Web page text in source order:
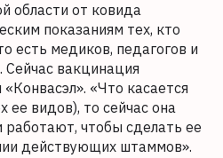
области от ковида
показаниям тех, кто
есть медиков, педагогов и
Сейчас вакцинация
«Что касается
ее видов), то сейчас она
работают, чтобы сделать ее
действующих штаммов».